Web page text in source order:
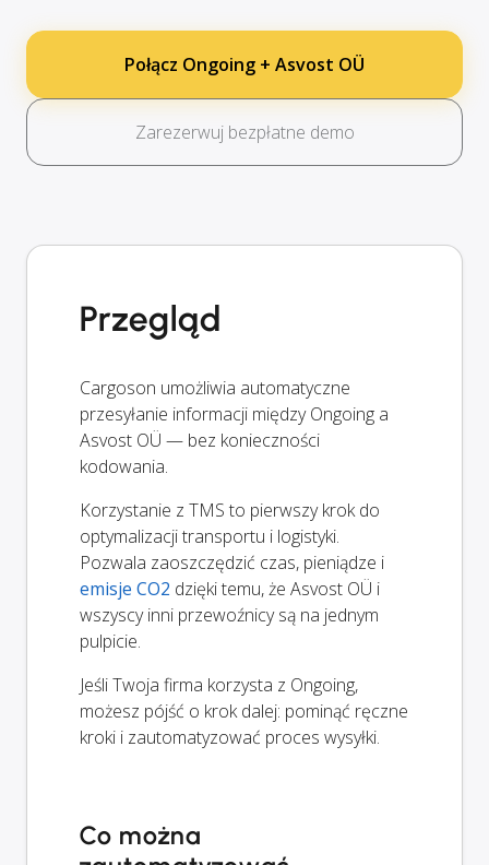
Połącz Ongoing + Asvost OÜ
Zarezerwuj bezpłatne demo
Przegląd
Cargoson umożliwia automatyczne
przesyłanie informacji między Ongoing a
Asvost OÜ — bez konieczności
kodowania.
Korzystanie z TMS to pierwszy krok do
optymalizacji transportu i logistyki.
Pozwala zaoszczędzić czas, pieniądze i
emisje CO2 dzięki temu, że Asvost OÜ i
wszyscy inni przewoźnicy są na jednym
pulpicie.
Jeśli Twoja firma korzysta z Ongoing,
możesz pójść o krok dalej: pominąć ręczne
kroki i zautomatyzować proces wysyłki.
Co można